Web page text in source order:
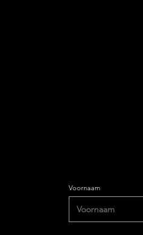
Voornaam